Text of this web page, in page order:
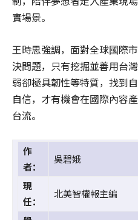
實場景。
王時思強調，面對全球國際
決問題，只有挖掘並善用台
弱卻極具韌性等特質，找到
自信，才有機會在國際內容
台流。
作
者：
吳碧娥
現
任：
北美智權報主編